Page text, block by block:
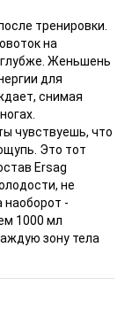
тренировки.
на
Женьшень
для
снимая
чувствуешь, что
Это тот
Ersag
не
наоборот -
1000 мл
зону тела